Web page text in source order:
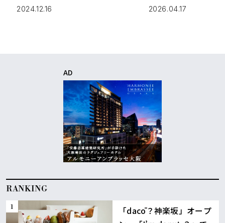
楽しめる「dacō？」が12月14日
2024.12.16
持つバー「
2026.04.17
AD
RANKING
「dacō？神楽坂」オープ